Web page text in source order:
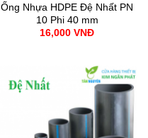
Ống Nhựa HDPE Đệ Nhất PN
10 Phi 40 mm
16,000 VNĐ